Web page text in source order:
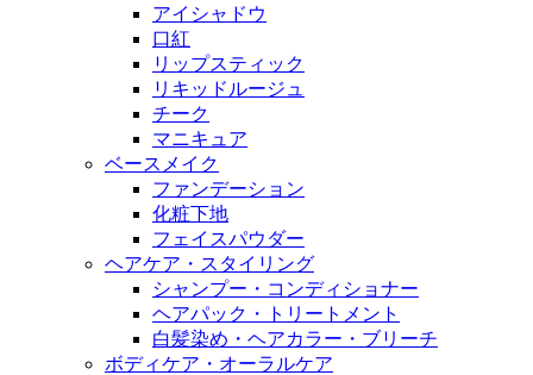
アイシャドウ
口紅
リップスティック
リキッドルージュ
チーク
マニキュア
ベースメイク
ファンデーション
化粧下地
フェイスパウダー
ヘアケア・スタイリング
シャンプー・コンディショナー
ヘアパック・トリートメント
白髪染め・ヘアカラー・ブリーチ
ボディケア・オーラルケア